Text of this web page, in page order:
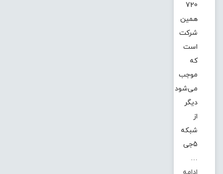
720
همین
شرکت
است
که
موجب
می‌شود
دیگر
از
شبکه
5جی
…